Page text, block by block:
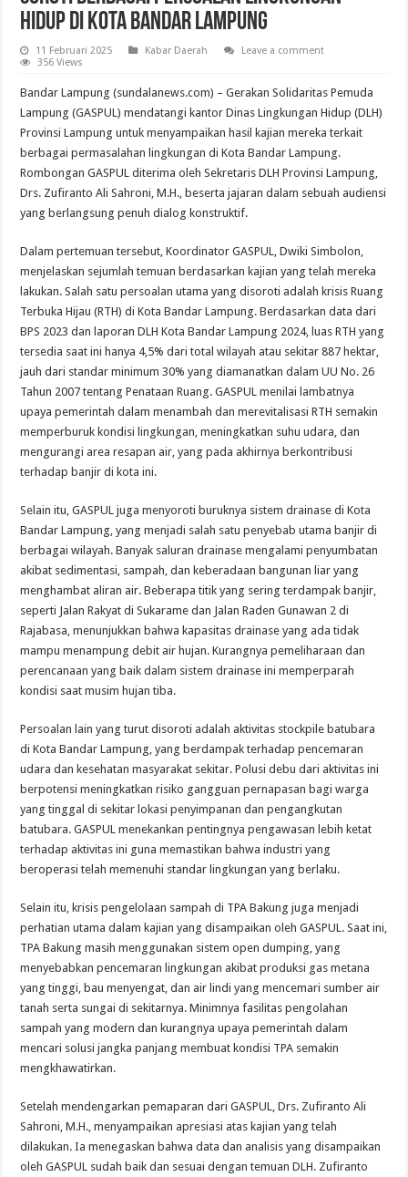
Hidup di Kota Bandar Lampung
11 Februari 2025 Kabar Daerah
Leave a comment
356 Views
Bandar Lampung (sundalanews.com) – Gerakan Solidaritas Pemuda
Lampung (GASPUL) mendatangi kantor Dinas Lingkungan Hidup (DLH)
Provinsi Lampung untuk menyampaikan hasil kajian mereka terkait
berbagai permasalahan lingkungan di Kota Bandar Lampung.
Rombongan GASPUL diterima oleh Sekretaris DLH Provinsi Lampung,
Drs. Zufiranto Ali Sahroni, M.H., beserta jajaran dalam sebuah audiensi
yang berlangsung penuh dialog konstruktif.
Dalam pertemuan tersebut, Koordinator GASPUL, Dwiki Simbolon,
menjelaskan sejumlah temuan berdasarkan kajian yang telah mereka
lakukan. Salah satu persoalan utama yang disoroti adalah krisis Ruang
Terbuka Hijau (RTH) di Kota Bandar Lampung. Berdasarkan data dari
BPS 2023 dan laporan DLH Kota Bandar Lampung 2024, luas RTH yang
tersedia saat ini hanya 4,5% dari total wilayah atau sekitar 887 hektar,
jauh dari standar minimum 30% yang diamanatkan dalam UU No. 26
Tahun 2007 tentang Penataan Ruang. GASPUL menilai lambatnya
upaya pemerintah dalam menambah dan merevitalisasi RTH semakin
memperburuk kondisi lingkungan, meningkatkan suhu udara, dan
mengurangi area resapan air, yang pada akhirnya berkontribusi
terhadap banjir di kota ini.
Selain itu, GASPUL juga menyoroti buruknya sistem drainase di Kota
Bandar Lampung, yang menjadi salah satu penyebab utama banjir di
berbagai wilayah. Banyak saluran drainase mengalami penyumbatan
akibat sedimentasi, sampah, dan keberadaan bangunan liar yang
menghambat aliran air. Beberapa titik yang sering terdampak banjir,
seperti Jalan Rakyat di Sukarame dan Jalan Raden Gunawan 2 di
Rajabasa, menunjukkan bahwa kapasitas drainase yang ada tidak
mampu menampung debit air hujan. Kurangnya pemeliharaan dan
perencanaan yang baik dalam sistem drainase ini memperparah
kondisi saat musim hujan tiba.
Persoalan lain yang turut disoroti adalah aktivitas stockpile batubara
di Kota Bandar Lampung, yang berdampak terhadap pencemaran
udara dan kesehatan masyarakat sekitar. Polusi debu dari aktivitas ini
berpotensi meningkatkan risiko gangguan pernapasan bagi warga
yang tinggal di sekitar lokasi penyimpanan dan pengangkutan
batubara. GASPUL menekankan pentingnya pengawasan lebih ketat
terhadap aktivitas ini guna memastikan bahwa industri yang
beroperasi telah memenuhi standar lingkungan yang berlaku.
Selain itu, krisis pengelolaan sampah di TPA Bakung juga menjadi
perhatian utama dalam kajian yang disampaikan oleh GASPUL. Saat ini,
TPA Bakung masih menggunakan sistem open dumping, yang
menyebabkan pencemaran lingkungan akibat produksi gas metana
yang tinggi, bau menyengat, dan air lindi yang mencemari sumber air
tanah serta sungai di sekitarnya. Minimnya fasilitas pengolahan
sampah yang modern dan kurangnya upaya pemerintah dalam
mencari solusi jangka panjang membuat kondisi TPA semakin
mengkhawatirkan.
Setelah mendengarkan pemaparan dari GASPUL, Drs. Zufiranto Ali
Sahroni, M.H., menyampaikan apresiasi atas kajian yang telah
dilakukan. Ia menegaskan bahwa data dan analisis yang disampaikan
oleh GASPUL sudah baik dan sesuai dengan temuan DLH. Zufiranto